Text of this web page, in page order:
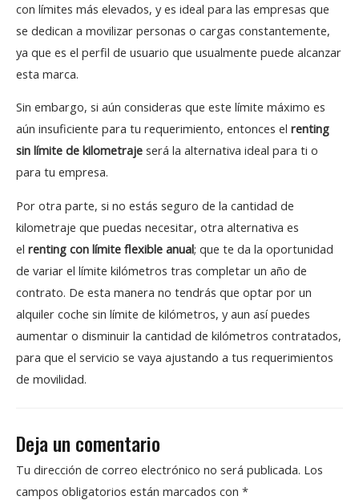
con límites más elevados, y es ideal para las empresas que
se dedican a movilizar personas o cargas constantemente,
ya que es el perfil de usuario que usualmente puede alcanzar
esta marca.
Sin embargo, si aún consideras que este límite máximo es
aún insuficiente para tu requerimiento, entonces el renting
sin límite de kilometraje será la alternativa ideal para ti o
para tu empresa.
Por otra parte, si no estás seguro de la cantidad de
kilometraje que puedas necesitar, otra alternativa es
el renting con límite flexible anual; que te da la oportunidad
de variar el límite kilómetros tras completar un año de
contrato. De esta manera no tendrás que optar por un
alquiler coche sin límite de kilómetros, y aun así puedes
aumentar o disminuir la cantidad de kilómetros contratados,
para que el servicio se vaya ajustando a tus requerimientos
de movilidad.
Deja un comentario
Tu dirección de correo electrónico no será publicada. Los
campos obligatorios están marcados con *